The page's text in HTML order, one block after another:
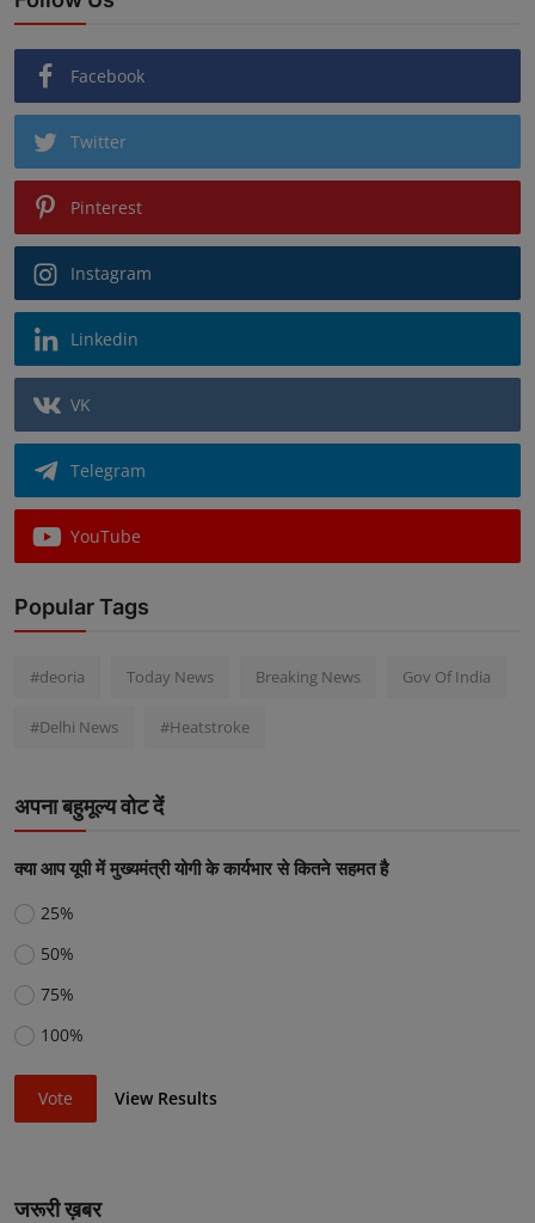
Facebook
Twitter
Pinterest
Instagram
Linkedin
VK
Telegram
YouTube
Popular Tags
#deoria Today News Breaking News Gov Of India
#Delhi News #Heatstroke
अपना बहुमूल्य वोट दें
क्या आप यूपी में मुख्यमंत्री योगी के कार्यभार से कितने सहमत है
25%
50%
75%
100%
Vote View Results
जरूरी ख़बर